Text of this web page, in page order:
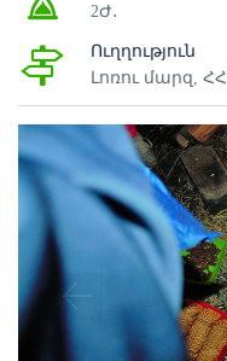
2Ժ․
Ուղղություն
Լոռու մարզ, ՀՀ